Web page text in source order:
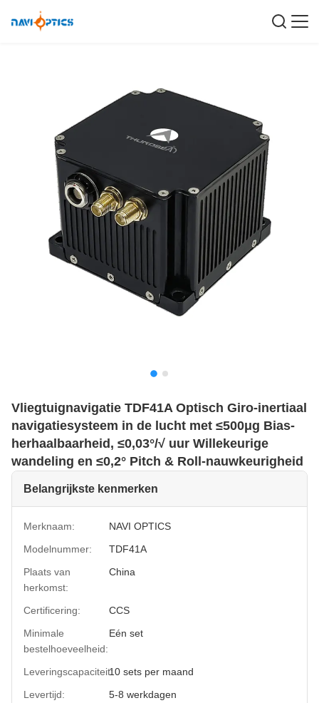
Vliegtuignavigatie TDF41A Optisch Giro-inertiaal
navigatiesysteem in de lucht met ≤500μg Bias-
herhaalbaarheid, ≤0,03°/√ uur Willekeurige
wandeling en ≤0,2° Pitch & Roll-nauwkeurigheid
Belangrijkste kenmerken
Merknaam:
NAVI OPTICS
Modelnummer:
TDF41A
Plaats van
herkomst:
China
Certificering:
CCS
Minimale
bestelhoeveelheid:
Eén set
Leveringscapaciteit:10 sets per maand
Levertijd:
5-8 werkdagen